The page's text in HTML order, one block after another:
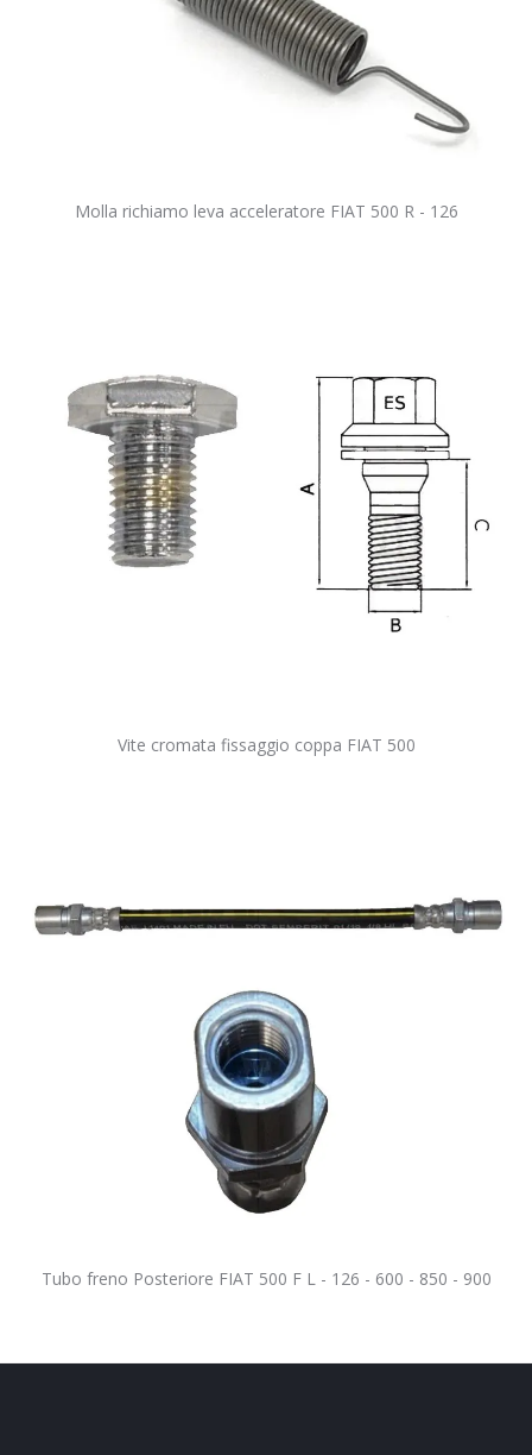
Molla richiamo leva acceleratore FIAT 500 R - 126
Vite cromata fissaggio coppa FIAT 500
Tubo freno Posteriore FIAT 500 F L - 126 - 600 - 850 - 900